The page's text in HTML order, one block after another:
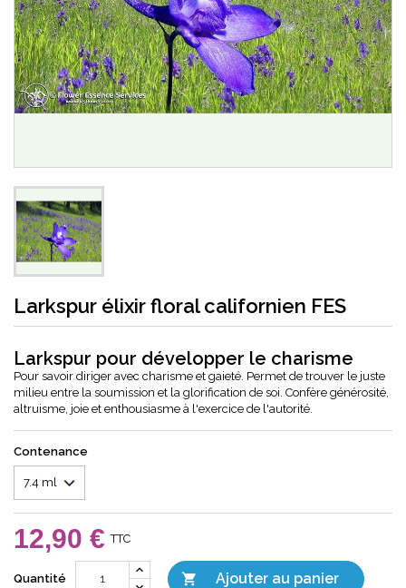
Larkspur élixir floral californien FES
Larkspur pour développer le charisme
Pour savoir diriger avec charisme et gaieté. Permet de trouver le juste
milieu entre la soumission et la glorification de soi. Confère générosité,
altruisme, joie et enthousiasme à l'exercice de l'autorité.
Contenance
12,90 € TTC
Quantité  Ajouter au panier